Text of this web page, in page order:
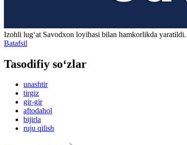
Izohli lugʻat Savodxon loyihasi bilan hamkorlikda
Batafsil
Tasodifiy so‘zlar
unashtir
tirgiz
gir-gir
aftodahol
bijirla
ruju qilish